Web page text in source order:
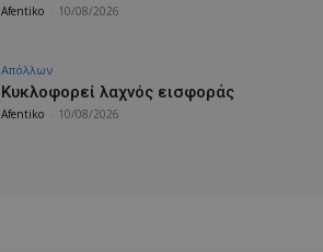
Afentiko 10/08/2026
Απόλλων
Κυκλοφορεί λαχνός εισφοράς
Afentiko 10/08/2026